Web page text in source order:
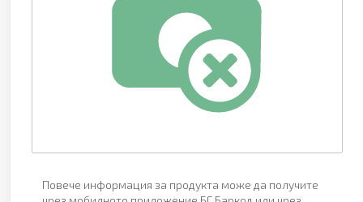
Повече информация за продукта може да получите